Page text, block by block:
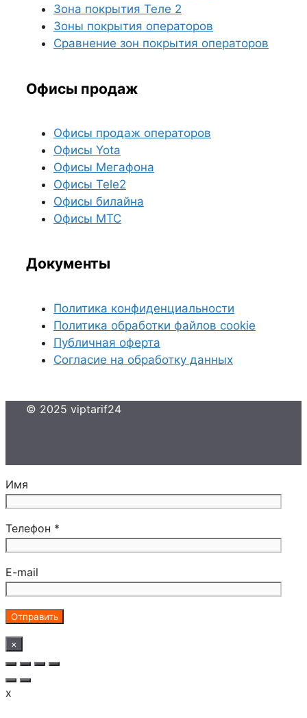
Зона покрытия Теле 2
Зоны покрытия операторов
Сравнение зон покрытия операторов
Офисы продаж
Офисы продаж операторов
Офисы Yota
Офисы Мегафона
Офисы Tele2
Офисы билайна
Офисы МТС
Документы
Политика конфиденциальности
Политика обработки файлов cookie
Публичная оферта
Согласие на обработку данных
© 2025 viptarif24
Имя
Телефон *
E-mail
×
x